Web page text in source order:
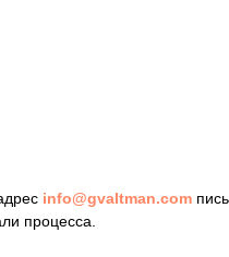
info@gvaltman.com
процесса.